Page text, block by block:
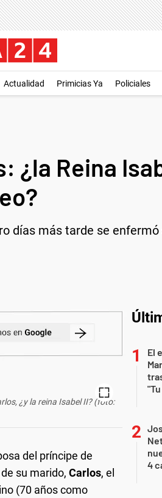
Actualidad Primicias Ya Policiales
¿la Reina
días más tarde se
¿y la reina Isabel II? (foto:
del príncipe de
su marido, Carlos, el
(70 años como
El
4